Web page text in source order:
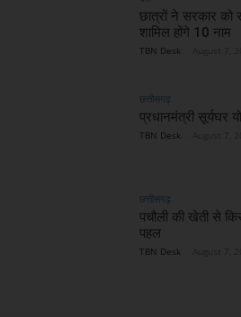
छात्रों ने सरकार को
शामिल होंगे 10 नाम
TBN Desk
छत्तीसगढ़
प्रधानमंत्री सूर्यघर
TBN Desk
छत्तीसगढ़
पचौली की खेती से
पहल
TBN Desk